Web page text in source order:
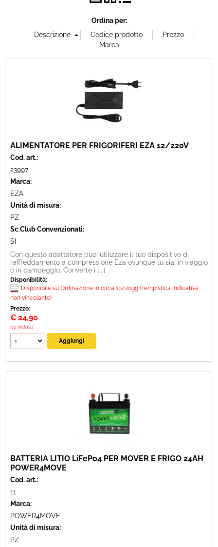
Convenzioni
La nostra Officina
Veicoli Pronta consegna
Lavora Con Noi
Ordina per:
ALIMENTATORE PER FRIGORIFERI EZA 12/220V
Cod. art.:
23997
Marca:
EZA
Unità di misura:
PZ
Sc.Club Convenzionati:
SI
Con questo adattatore puoi utilizzare il tuo dispositivo di
raffreddamento a compressione Eza ovunque tu sia, in viaggio
o in campeggio. Converte i [...]
Disponibilità:
Disponibile su Ordinazione in circa 10/20gg (Tempistica indicativa
non vincolante)
Prezzo:
€ 24,90
Iva inclusa
BATTERIA LITIO LiFePo4 PER MOVER E FRIGO 24AH
POWER4MOVE
Cod. art.:
11
Marca:
POWER4MOVE
Unità di misura:
PZ